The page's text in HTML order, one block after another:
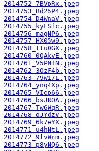
2014752_7BVpRx.jpeg
2014753_Bd25P4.jpeg
2014754_D4WnaV.jpeg
2014755_kyLSfc.jpeg
2014756_magNP6.jpeg
2014757_HX05w9.jpeg
2014758_ttu0GX.jpeg
2014760_0QAkvE.jpeg
2014761_V5PMIN.jpeg
2014762_3OzF4b.jpeg
2014763_79wi7L.jpeg
2014764_ynq4Xp.jpeg
2014765_VIep66.jpeg
2014766_bsJROA.jpeg
2014767_Tw6WqR.jpeg
2014768_oJYdzV.jpeg
2014769_6k7eYX.jpeg
2014771_u4hNtL.jpeg
2014772_9lvWrm.jpeg
2014773_p8yNQ6.jpeg